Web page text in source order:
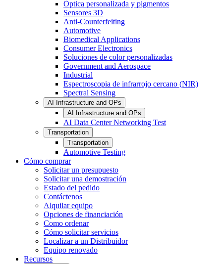
Óptica personalizada y pigmentos
Sensores 3D
Anti-Counterfeiting
Automotive
Biomedical Applications
Consumer Electronics
Soluciones de color personalizadas
Government and Aerospace
Industrial
Espectroscopia de infrarrojo cercano (NIR)
Spectral Sensing
AI Infrastructure and OPs
AI Infrastructure and OPs
AI Data Center Networking Test
Transportation
Transportation
Automotive Testing
Cómo comprar
Solicitar un presupuesto
Solicitar una demostración
Estado del pedido
Contáctenos
Alquilar equipo
Opciones de financiación
Como ordenar
Cómo solicitar servicios
Localizar a un Distribuidor
Equipo renovado
Recursos